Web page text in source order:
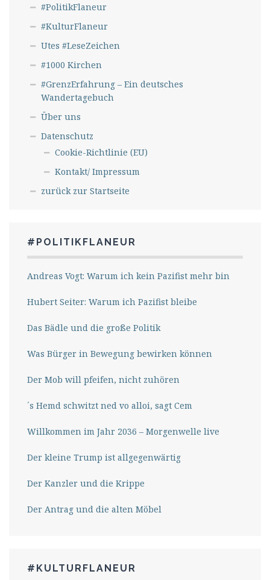
#PolitikFlaneur
#KulturFlaneur
Utes #LeseZeichen
#1000 Kirchen
#GrenzErfahrung – Ein deutsches
Wandertagebuch
Über uns
Datenschutz
Cookie-Richtlinie (EU)
Kontakt/ Impressum
zurück zur Startseite
#POLITIKFLANEUR
Andreas Vogt: Warum ich kein Pazifist mehr bin
Hubert Seiter: Warum ich Pazifist bleibe
Das Bädle und die große Politik
Was Bürger in Bewegung bewirken können
Der Mob will pfeifen, nicht zuhören
´s Hemd schwitzt ned vo alloi, sagt Cem
Willkommen im Jahr 2036 – Morgenwelle live
Der kleine Trump ist allgegenwärtig
Der Kanzler und die Krippe
Der Antrag und die alten Möbel
#KULTURFLANEUR